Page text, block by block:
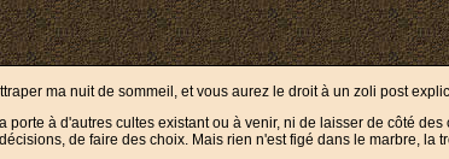
ma nuit de sommeil, et vous aurez le droit à un zoli post
à d'autres cultes existant ou à venir, ni de laisser de côté
de faire des choix. Mais rien n'est figé dans le marbre, la